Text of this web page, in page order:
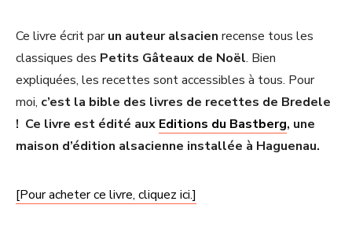
Ce livre écrit parun auteur alsacien recense tous les
classiques des Petits Gâteaux de Noël. Bien
expliquées, les recettes sont accessibles à tous. Pour
moi, c’est la bible des livres de recettes de Bredele
! Ce livre est édité aux Editions du Bastberg, une
maison d’édition alsacienne installée à Haguenau.
[Pour acheter ce livre, cliquez ici.]